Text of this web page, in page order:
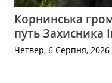
Корнинська
путь Захисника
Четвер, 6 Серпня, 2026